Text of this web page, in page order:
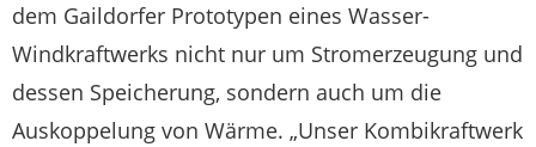
dem Gaildorfer Prototypen eines Wasser-
Windkraftwerks nicht nur um Stromerzeugung und
dessen Speicherung, sondern auch um die
Auskoppelung von Wärme. „Unser Kombikraftwerk